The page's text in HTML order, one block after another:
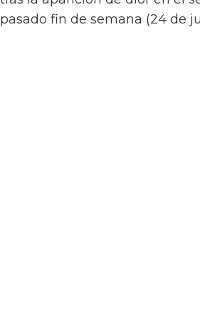
pasado fin de semana (24 de